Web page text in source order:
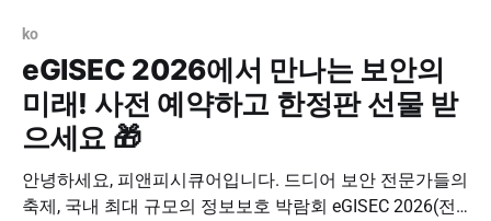
ko
eGISEC 2026에서 만나는 보안의
미래! 사전 예약하고 한정판 선물 받
으세요 🎁
안녕하세요, 피앤피시큐어입니다. 드디어 보안 전문가들의
축제, 국내 최대 규모의 정보보호 박람회 eGISEC 2026(전